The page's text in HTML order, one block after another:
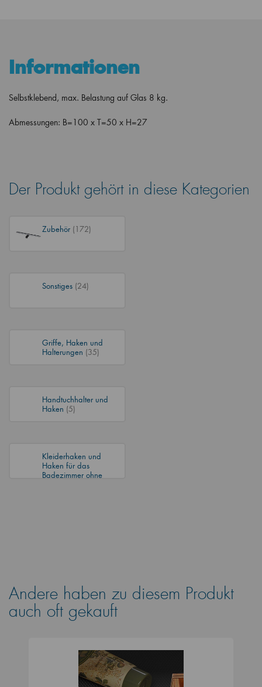
Informationen
Selbstklebend, max. Belastung auf Glas 8 kg.
Abmessungen: B=100 x T=50 x H=27
Der Produkt gehört in diese Kategorien
Zubehör (172)
Sonstiges (24)
Griffe, Haken und
Halterungen (35)
Handtuchhalter und
Haken (5)
Kleiderhaken und
Haken für das
Badezimmer ohne
Andere haben zu diesem Produkt
auch oft gekauft